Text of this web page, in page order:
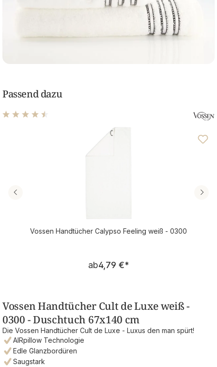
Passend dazu
Durchschnittliche Bewertung von 4.61 von 5 Sternen
Vossen Handtücher Calypso Feeling weiß - 0300
Regulärer Preis:
ab4,79 €*
Vossen Handtücher Cult de Luxe weiß -
0300 - Duschtuch 67x140 cm
Die Vossen Handtücher Cult de Luxe - Luxus den man spürt!
AIRpillow Technologie
Edle Glanzbordüren
Saugstark